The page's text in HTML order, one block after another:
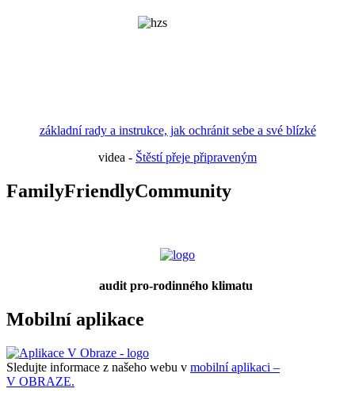
základní rady a instrukce, jak ochránit sebe a své blízké
videa - Štěstí přeje připraveným
FamilyFriendlyCommunity
audit pro-rodinného klimatu
Mobilní aplikace
Sledujte informace z našeho webu v mobilní aplikaci –
V OBRAZE.